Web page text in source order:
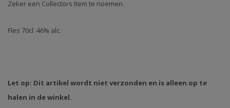
Zeker een Collectors Item te noemen.
Fles 70cl 46% alc.
Let op: Dit artikel wordt niet verzonden en is alleen op te
halen in de winkel.